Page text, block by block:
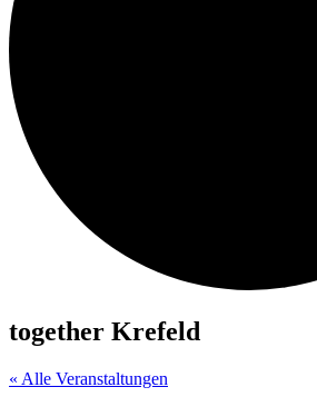
together Krefeld
« Alle Veranstaltungen